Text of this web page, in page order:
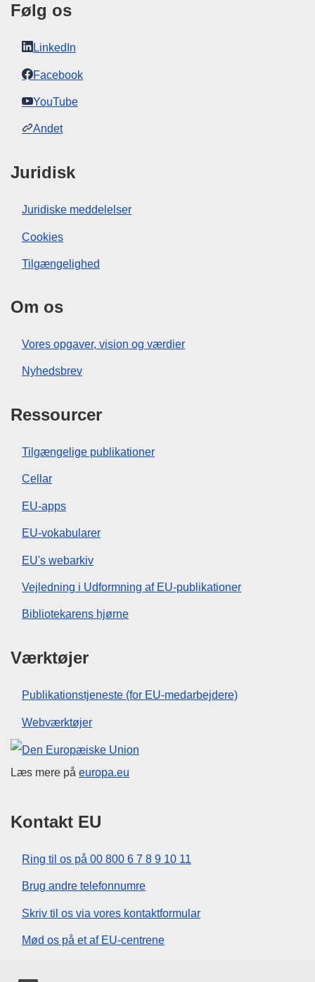
Følg os
LinkedIn
Facebook
YouTube
Andet
Juridisk
Juridiske meddelelser
Cookies
Tilgængelighed
Om os
Vores opgaver, vision og værdier
Nyhedsbrev
Ressourcer
Tilgængelige publikationer
Cellar
EU-apps
EU-vokabularer
EU's webarkiv
Vejledning i Udformning af EU-publikationer
Bibliotekarens hjørne
Værktøjer
Publikationstjeneste (for EU-medarbejdere)
Webværktøjer
Den Europæiske Union
Læs mere på europa.eu
Kontakt EU
Ring til os på 00 800 6 7 8 9 10 11
Brug andre telefonnumre
Skriv til os via vores kontaktformular
Mød os på et af EU-centrene